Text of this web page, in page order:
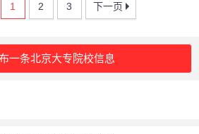
1 2 3 下一页
一条北京大专院校信息